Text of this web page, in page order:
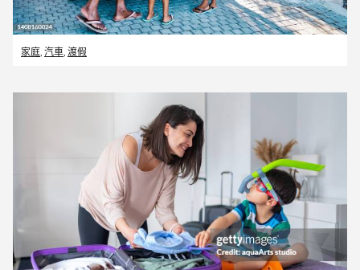
家庭, 汽車, 渡假